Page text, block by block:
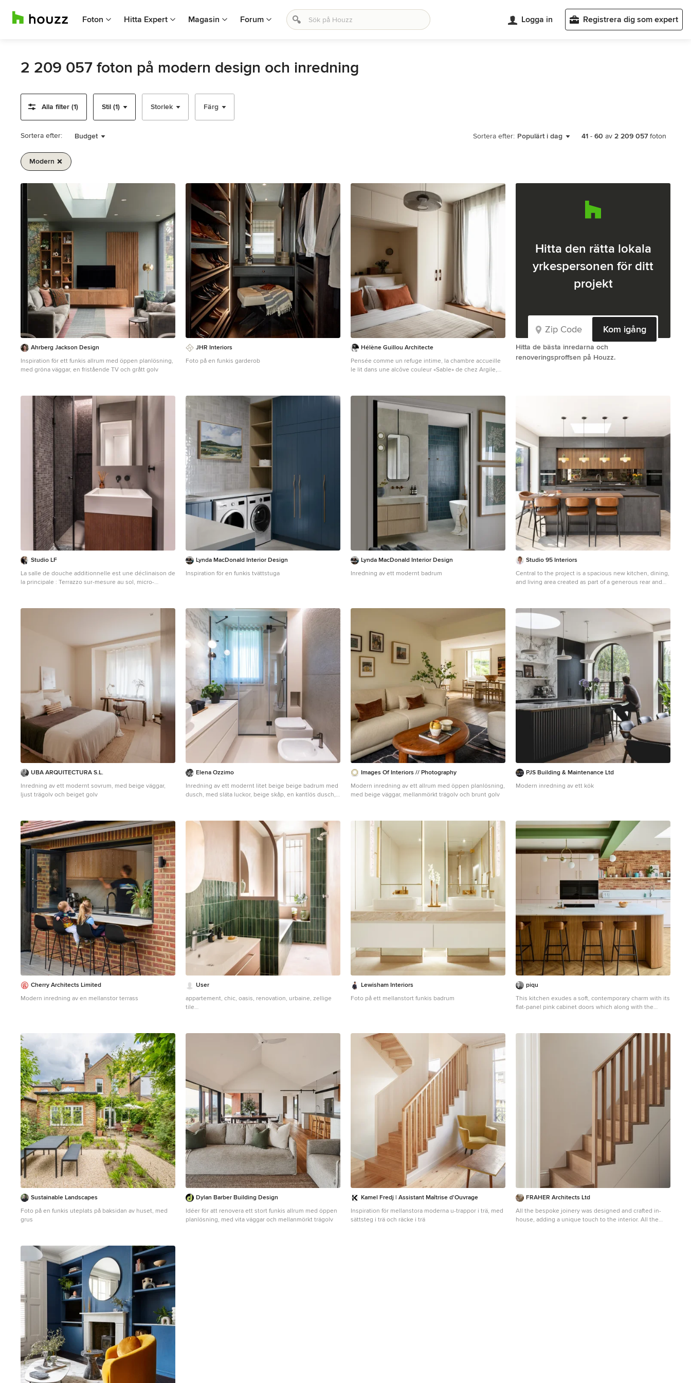
Foton Hitta Expert Magasin Forum Logga in Registrera dig som expert
2 209 057 foton på modern design och inredning
Alla filter (1) Stil (1) Storlek Färg
Sortera efter: Budget Sortera efter: Populärt i dag 41 - 60 av 2 209 057 foton
Modern
1
Ahrberg Jackson Design
Inspiration för ett funkis allrum med öppen planlösning,
med gröna väggar, en fristående TV och grått golv
JHR Interiors
Foto på en funkis garderob
Hélène Guillou Architecte
Pensée comme un refuge intime, la chambre accueille
le lit dans une alcôve couleur «Sable» de chez Argile,
l’espace avec des solutions de rangement élégantes,
discrètes et parfaitement optimisées.
Hitta den rätta lokala
yrkespersonen för ditt
projekt
Kom igång
Hitta de bästa inredarna och
renoveringsproffsen på Houzz.
Studio LF
La salle de douche additionnelle est une déclinaison de
la principale : Terrazzo sur-mesure au sol, micro-
Lynda MacDonald Interior Design
Inspiration för en funkis tvättstuga
Lynda MacDonald Interior Design
Inredning av ett modernt badrum
Studio 95 Interiors
Central to the project is a spacious new kitchen, dining,
and living area created as part of a generous rear and
light-filled environment that opens onto the south-
facing garden. A refined palette of jewel tones-teal, tan,
and orange-was introduced through furnishings and
lighting, injecting warmth and personality into the
space. The German-made Leicht kitchen combines rich
walnut and dark concrete effect cabinetry with an
antiqued mirror splashback, blending elegance with
durability. The kitchen island serves as both a social
hub and design feature, anchored by four comfortable
tan leather bar stools and Bauhaus-inspired pendant
lights that give the space a strong visual identity.
UBA ARQUITECTURA S.L.
Inredning av ett modernt sovrum, med beige väggar,
ljust trägolv och beiget golv
Elena Ozzimo
Inredning av ett modernt litet beige beige badrum med
dusch, med släta luckor, beige skåp, en kantlös dusch,
bänkskiva i kvarts och dusch med gångjärnsdörr
Images Of Interiors // Photography
Modern inredning av ett allrum med öppen planlösning,
med beige väggar, mellanmörkt trägolv och brunt golv
PJS Building & Maintenance Ltd
Modern inredning av ett kök
Cherry Architects Limited
Modern inredning av en mellanstor terrass
User
appartement, chic, oasis, renovation, urbaine, zellige
tile
våtrum, grön kakel, beige väggar, ett integrerad handfat,
beiget golv och med dusch som är öppen
Lewisham Interiors
Foto på ett mellanstort funkis badrum
piqu
This kitchen exudes a soft, contemporary charm with its
flat-panel pink cabinet doors which along with the
curved reeded wood island anchors the space, its
textured surface creating a contrast to the sleek
cabinetry. In this open-plan living area, the kitchen
seamlessly flows into the rest of the home, its gentle
curves and muted tones enhancing the inviting, airy
atmosphere. The blend of materials and shapes creates
a harmonious balance of sophistication and comfort.
Sustainable Landscapes
Foto på en funkis uteplats på baksidan av huset, med
grus
Dylan Barber Building Design
Idéer för att renovera ett stort funkis allrum med öppen
planlösning, med vita väggar och mellanmörkt trägolv
Kamel Fredj | Assistant Maîtrise d'Ouvrage
Inspiration för mellanstora moderna u-trappor i trä, med
sättsteg i trä och räcke i trä
FRAHER Architects Ltd
All the bespoke joinery was designed and crafted in-
house, adding a unique touch to the interior. All the